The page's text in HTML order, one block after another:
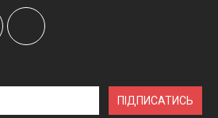
ПІДПИСАТИСЬ